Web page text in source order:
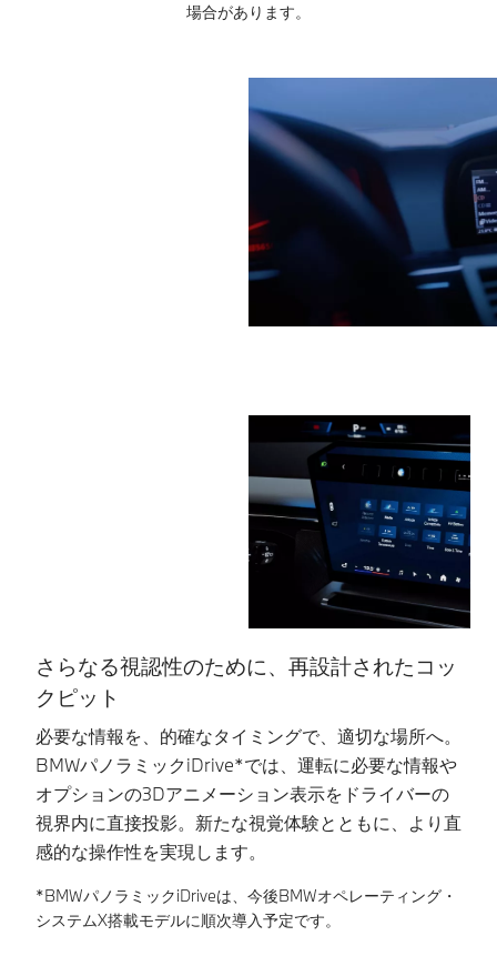
場合があります。
さらなる視認性のために、再設計されたコッ
クピット
必要な情報を、的確なタイミングで、適切な場所へ。
BMWパノラミックiDrive*では、運転に必要な情報や
オプションの3Dアニメーション表示をドライバーの
視界内に直接投影。新たな視覚体験とともに、より直
感的な操作性を実現します。
*BMWパノラミックiDriveは、今後BMWオペレーティング・
システムX搭載モデルに順次導入予定です。